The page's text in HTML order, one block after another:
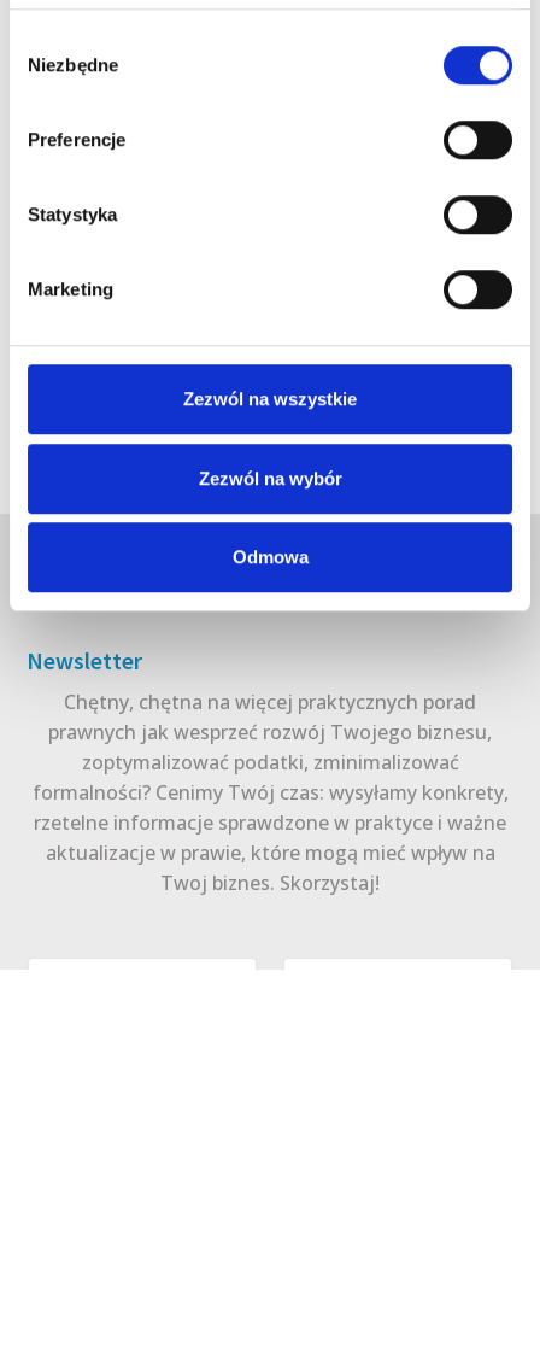
zgody
Niezbędne
Preferencje
Statystyka
Marketing
Zezwól na wszystkie
Zezwól na wybór
Odmowa
Newsletter
Chętny, chętna na więcej praktycznych porad
prawnych jak wesprzeć rozwój Twojego biznesu,
zoptymalizować podatki, zminimalizować
formalności? Cenimy Twój czas: wysyłamy konkrety,
rzetelne informacje sprawdzone w praktyce i ważne
aktualizacje w prawie, które mogą mieć wpływ na
Twoj biznes. Skorzystaj!